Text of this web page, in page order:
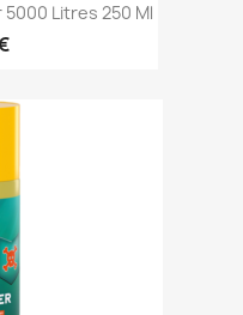
Litres 250 Ml